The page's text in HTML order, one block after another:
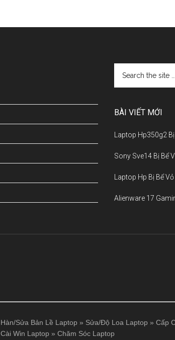
BÀI VIẾT MỚI
Laptop Hp350g2
Sony Sve14 Bị Bể
Laptop Hp Bị Bể
Alienware 17
Hàn/Sửa Bản Lề Laptop » Sửa/Độ Loa Laptop » Cấp
Cài Win Laptop » Chăm Sóc Laptop